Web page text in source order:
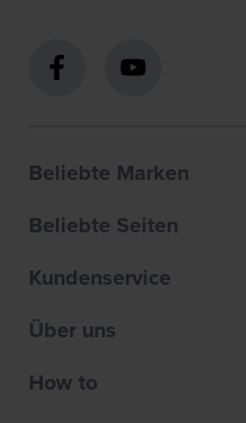
Beliebte Marken
Beliebte Seiten
Kundenservice
Über uns
How to